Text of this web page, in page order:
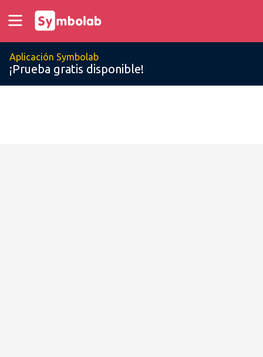
Aplicación Symbolab
¡Prueba gratis disponible!